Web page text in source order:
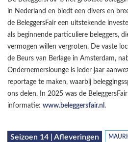
in Nederland en biedt een divers en
de BeleggersFair een uitstekende
als beginnende particuliere beleggers,
vermogen willen vergroten. De vaste
de Beurs van Berlage in Amsterdam,
Ondernemerslounge is ieder jaar
reportage te maken, waarbij
ons delen. In 2025 was de
informatie: www.beleggersfair.nl .
Seizoen 14 | Afleveringen